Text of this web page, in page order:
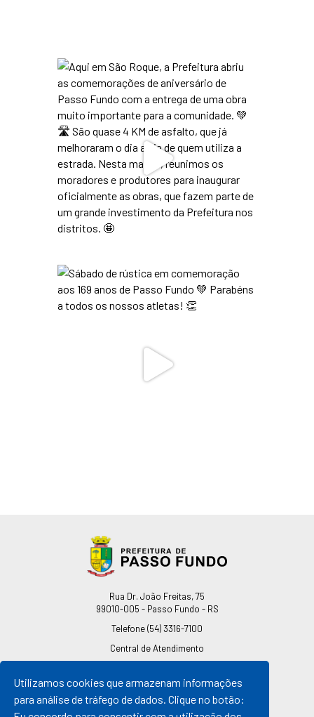
Utilizamos cookies que armazenam informações
para análise de tráfego de dados. Clique no botão:
Endereço
Rua Dr. João Freitas, 75
99010-005 - Passo Fundo - RS
Telefone(54) 3316-7100
Central de Atendimento
0800 541 7100
Horário de Atendimento